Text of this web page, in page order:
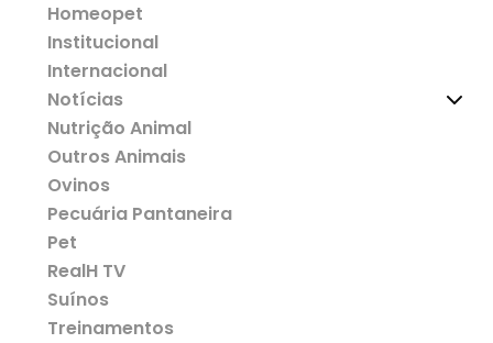
Homeopet
Institucional
Internacional
Notícias
Nutrição Animal
Outros Animais
Ovinos
Pecuária Pantaneira
Pet
RealH TV
Suínos
Treinamentos